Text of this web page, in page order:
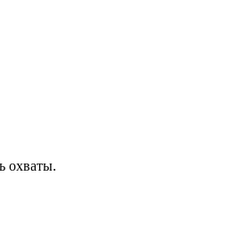
охваты.